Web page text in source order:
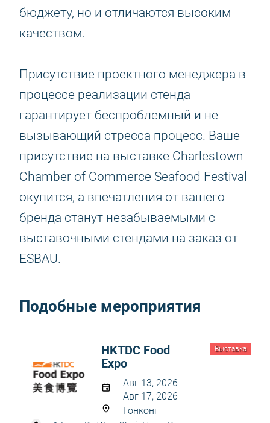
бюджету, но и отличаются высоким
качеством.
Присутствие проектного менеджера в
процессе реализации стенда
гарантирует беспроблемный и не
вызывающий стресса процесс. Ваше
присутствие на выставке Charlestown
Chamber of Commerce Seafood Festival
окупится, а впечатления от вашего
бренда станут незабываемыми с
выставочными стендами на заказ от
ESBAU.
Подобные мероприятия
Выставка
HKTDC Food
Expo
Авг 13, 2026
Авг 17, 2026
Гонконг